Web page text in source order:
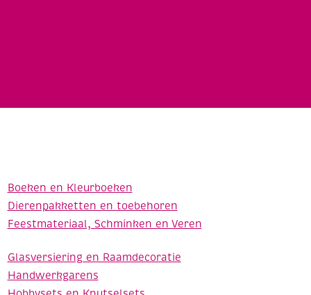
Boeken en Kleurboeken
Dierenpakketten en toebehoren
Feestmateriaal, Schminken en Veren
Glasversiering en Raamdecoratie
Handwerkgarens